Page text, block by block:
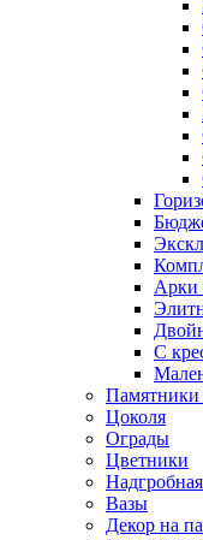
Арки
С
Памятники
Цоколя
Ограды
Цветники
Вазы
Декор на